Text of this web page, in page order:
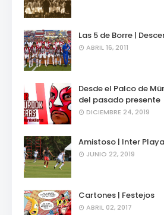
Las 5 de Borre |
ABRIL 16, 2011
Desde el Palco de
del pasado presente
DICIEMBRE 24, 2019
Amistoso | Inter
JUNIO 22, 2019
Cartones | Festejos
ABRIL 02, 2017